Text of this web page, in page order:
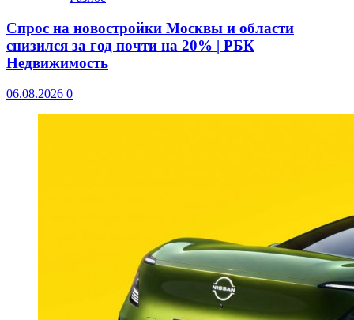
Спрос на новостройки Москвы и области
снизился за год почти на 20% | РБК
Недвижимость
06.08.2026 0